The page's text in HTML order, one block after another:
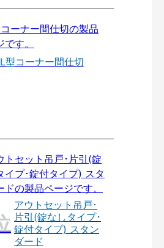
L型コーナー間仕切
アウトセット吊戸･
片引(錠なしタイプ･
錠付タイプ) スタン
ダード